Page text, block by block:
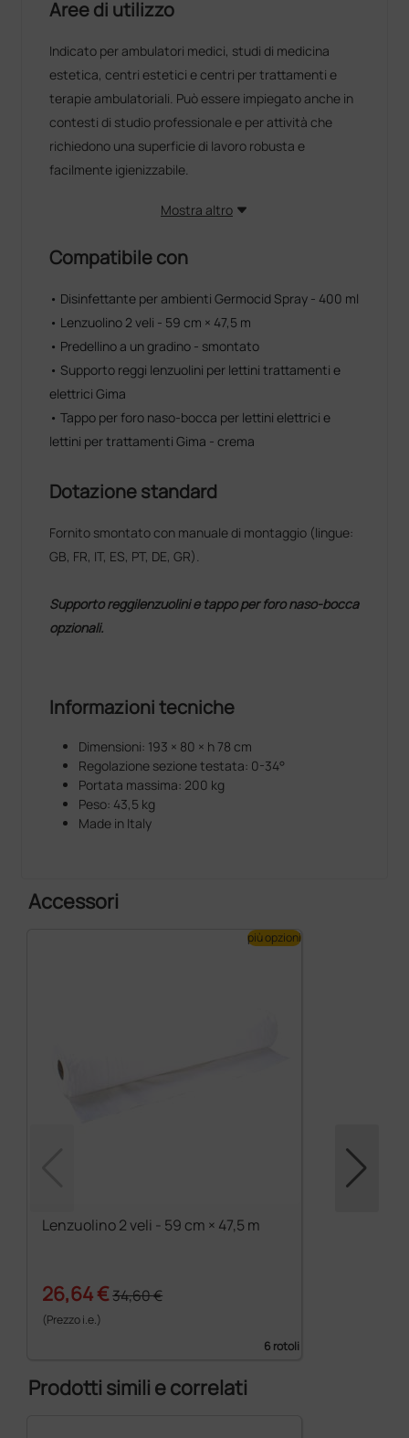
Aree di utilizzo
Indicato per ambulatori medici, studi di medicina
estetica, centri estetici e centri per trattamenti e
terapie ambulatoriali. Può essere impiegato anche in
contesti di studio professionale e per attività che
richiedono una superficie di lavoro robusta e
facilmente igienizzabile.
Mostra altro
Compatibile con
• Disinfettante per ambienti Germocid Spray - 400 ml
• Lenzuolino 2 veli - 59 cm × 47,5 m
• Predellino a un gradino - smontato
• Supporto reggi lenzuolini per lettini trattamenti e
elettrici Gima
• Tappo per foro naso-bocca per lettini elettrici e
lettini per trattamenti Gima - crema
Dotazione standard
Fornito smontato con manuale di montaggio (lingue:
GB, FR, IT, ES, PT, DE, GR).
Supporto reggilenzuolini e tappo per foro naso-bocca
opzionali.
Informazioni tecniche
Dimensioni: 193 × 80 × h 78 cm
Regolazione sezione testata: 0-34°
Portata massima: 200 kg
Peso: 43,5 kg
Made in Italy
Accessori
Lenzuolino 2 veli - 59 cm × 47,5 m
26,64 €34,60 €
(Prezzo i.e.)
6 rotoli
più opzioni
Prodotti simili e correlati